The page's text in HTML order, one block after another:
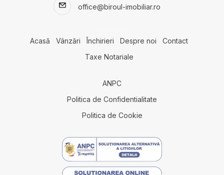
Terenuri de vanzare in Cumpana
Terenuri de vanzare in Constanta Km 5
Terenuri de vanzare in Eforie Nord
Terenuri de vanzare in Fetesti Est
Spatii comerciale de vanzare in Mihail Kogalniceanu
office@biroul-imobiliar.ro
Acasă Vânzări Închirieri Despre noi
Contact
Taxe Notariale
ANPC
Politica de Confidentialitate
Politica de Cookie